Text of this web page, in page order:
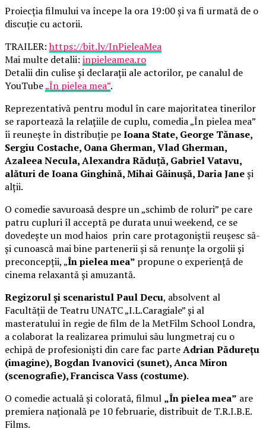
Proiecția filmului va începe la ora 19:00 și va fi urmată de o
discuție cu actorii.
TRAILER:https://bit.ly/InPieleaMea
Mai multe detalii: inpieleamea.ro
Detalii din culise și declarații ale actorilor, pe canalul de
YouTube„În pielea mea”.
Reprezentativă pentru modul în care majoritatea tinerilor
se raportează la relațiile de cuplu, comedia „În pielea mea”
îi reunește în distribuție peIoana State, George Tănase,
Sergiu Costache, Oana Gherman, Vlad Gherman,
Azaleea Necula, Alexandra Răduță, Gabriel Vatavu,
alături de Ioana Ginghină, Mihai Găinușă, Daria Janeși
alții.
O comedie savuroasă despre un „schimb de roluri” pe care
patru cupluri îl acceptă pe durata unui weekend, ce se
dovedește un mod haios prin care protagoniștii reușesc să-
și cunoască mai bine partenerii și să renunțe la orgolii și
preconcepții, „În pielea mea” propune o experiență de
cinema relaxantă și amuzantă.
Regizorul și scenaristul Paul Decu, absolvent al
Facultății de Teatru UNATC „I.L.Caragiale” și al
masteratului în regie de film de la MetFilm School Londra,
a colaborat la realizarea primului său lungmetraj cu o
echipă de profesioniști din care fac parteAdrian Pădurețu
(imagine), Bogdan Ivanovici (sunet), Anca Miron
(scenografie), Francisca Vass (costume).
O comedie actuală și colorată, filmul „În pielea mea” are
premiera națională pe 10 februarie, distribuit de T.R.I.B.E.
Films.